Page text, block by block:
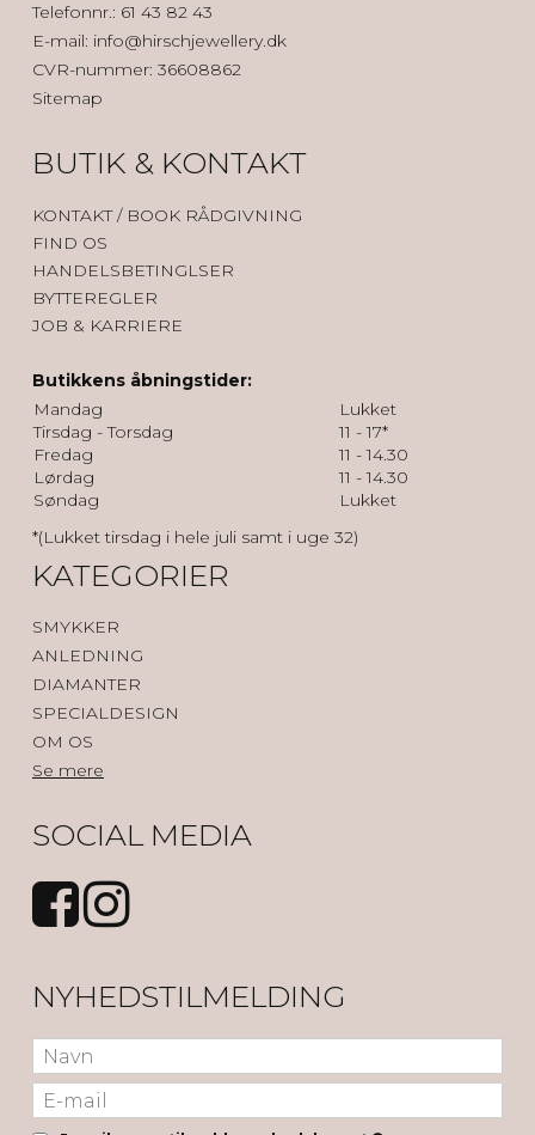
Telefonnr.: 61 43 82 43
E-mail: info@hirschjewellery.dk
CVR-nummer: 36608862
Sitemap
BUTIK & KONTAKT
KONTAKT / BOOK RÅDGIVNING
FIND OS
HANDELSBETINGLSER
BYTTEREGLER
JOB & KARRIERE
Butikkens åbningstider:
Mandag
Lukket
Tirsdag - Torsdag
11 - 17*
Fredag
11 - 14.30
Lørdag
11 - 14.30
Søndag
Lukket
*(Lukket tirsdag i hele juli samt i uge 32)
KATEGORIER
SMYKKER
ANLEDNING
DIAMANTER
SPECIALDESIGN
OM OS
Se mere
SOCIAL MEDIA
NYHEDSTILMELDING